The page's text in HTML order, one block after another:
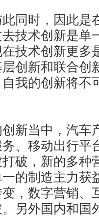
同时，因此是
技术创新是单
技术创新更多
创新和联合创
我的创新将不
新当中，汽车
、移动出行平
破，新的多种
的制造主力获
，数字营销、
另外国内和国